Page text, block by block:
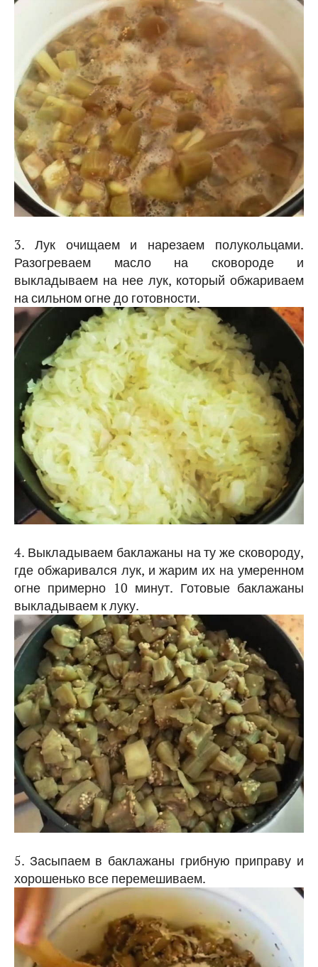
3. Лук очищаем и нарезаем полукольцами.
Разогреваем масло на сковороде и
выкладываем на нее лук, который обжариваем
на сильном огне до готовности.
4. Выкладываем баклажаны на ту же сковороду,
где обжаривался лук, и жарим их на умеренном
огне примерно 10 минут. Готовые баклажаны
выкладываем к луку.
5. Засыпаем в баклажаны грибную приправу и
хорошенько все перемешиваем.